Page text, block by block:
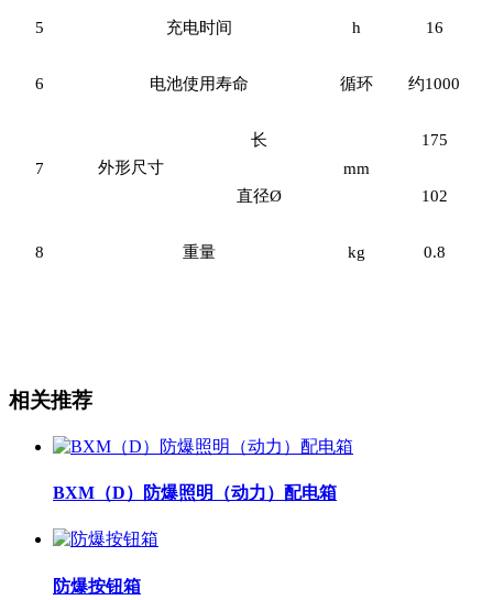
5 充电时间 h 16
6 电池使用寿命 循环 约1000
7 外形尺寸
长
mm
175
直径Ø 102
8 重量 kg 0.8
相关推荐
BXM（D）防爆照明（动力）配电箱
防爆按钮箱